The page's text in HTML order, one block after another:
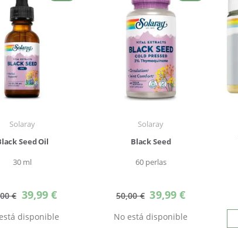
Solaray
Seed Oil
30 ml
€ Precio
especial
39,99 €
disponible
Solaray
Black Seed
60 perlas
50,00 € Precio
especial
39,99 €
No está disponible